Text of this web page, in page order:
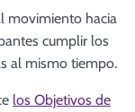
movimiento hacia
cumplir los
al mismo tiempo.
los Objetivos de